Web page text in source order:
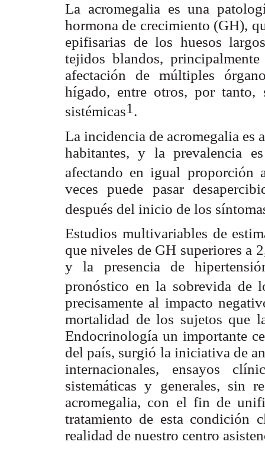
La acromegalia es una
hormona de crecimiento (GH),
epifisarias de los huesos
tejidos blandos,
afectación de múltiples
hígado, entre otros, por tanto,
sistémicas1 .
La incidencia de acromegalia es
habitantes, y la prevalencia
afectando en igual proporción
veces puede pasar
después del inicio de los
Estudios multivariables de
que niveles de GH superiores a
y la presencia de
pronóstico en la sobrevida de
precisamente al impacto
mortalidad de los sujetos que
Endocrinología un importante
del país, surgió la iniciativa de
internacionales, ensayos
sistemáticas y generales, sin
acromegalia, con el fin de
tratamiento de esta condición
realidad de nuestro centro